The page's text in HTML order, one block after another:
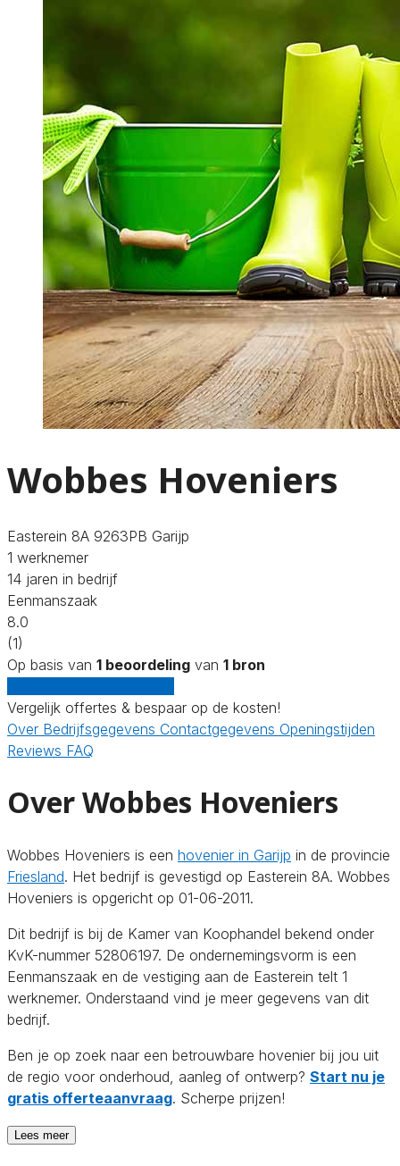
Wobbes Hoveniers
Easterein 8A 9263PB Garijp
1 werknemer
14 jaren in bedrijf
Eenmanszaak
8.0
(1)
Op basis van 1 beoordeling van 1 bron
Vergelijk offertes & bespaar op de kosten!
Over Bedrijfsgegevens Contactgegevens Openingstijden
Reviews FAQ
Over Wobbes Hoveniers
Wobbes Hoveniers is een hovenier in Garijp in de provincie
Friesland. Het bedrijf is gevestigd op Easterein 8A. Wobbes
Hoveniers is opgericht op 01-06-2011.
Dit bedrijf is bij de Kamer van Koophandel bekend onder
KvK-nummer 52806197. De ondernemingsvorm is een
Eenmanszaak en de vestiging aan de Easterein telt 1
werknemer. Onderstaand vind je meer gegevens van dit
bedrijf.
Ben je op zoek naar een betrouwbare hovenier bij jou uit
de regio voor onderhoud, aanleg of ontwerp? Start nu je
gratis offerteaanvraag. Scherpe prijzen!
Lees meer